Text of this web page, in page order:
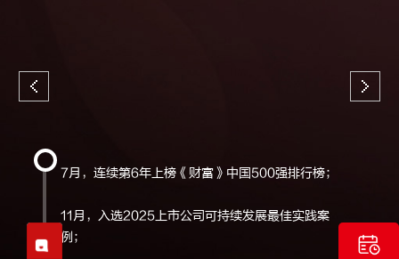
7月，连续第6年上榜《财富》中国500强排行榜；
11月，入选2025上市公司可持续发展最佳实践案
例；